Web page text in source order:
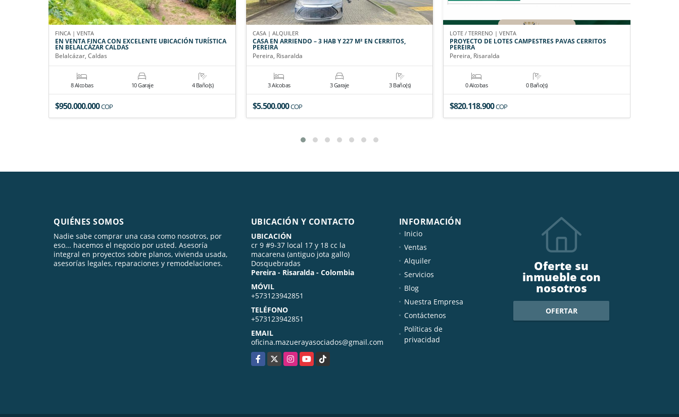
FINCA | VENTA
EN VENTA FINCA CON EXCELENTE UBICACIÓN TURÍSTICA
EN BELALCÁZAR CALDAS
Belalcázar, Caldas
8 Alcobas 10 Garaje 4 Baño(s)
$950.000.000COP
CASA | ALQUILER
CASA EN ARRIENDO – 3 HAB Y 227 M² EN CERRITOS,
PEREIRA
Pereira, Risaralda
3 Alcobas 3 Garaje 3 Baño(s)
$5.500.000COP
LOTE / TERRENO | VENTA
PROYECTO DE LOTES CAMPESTRES PAVAS CERRITOS
PEREIRA
Pereira, Risaralda
0 Alcobas 0 Baño(s)
$820.118.900COP
QUIÉNES SOMOS
Nadie sabe comprar una casa como nosotros, por
eso... hacemos el negocio por usted. Asesoría
integral en proyectos sobre planos, vivienda usada,
asesorías legales, reparaciones y remodelaciones.
UBICACIÓN Y CONTACTO
UBICACIÓN
cr 9 #9-37 local 17 y 18 cc la
macarena (antiguo jota gallo)
Dosquebradas
Pereira - Risaralda - Colombia
MÓVIL
+573123942851
TELÉFONO
+573123942851
EMAIL
oficina.mazuerayasociados@gmail.com
Facebook
X InstagramYouTubeTikTok
INFORMACIÓN
Inicio
Ventas
Alquiler
Servicios
Blog
Nuestra Empresa
Contáctenos
Políticas de
privacidad
Oferte su
inmueble con
nosotros
OFERTAR